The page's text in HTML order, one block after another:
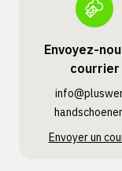
Envoyez-
courrier
Envoyer un